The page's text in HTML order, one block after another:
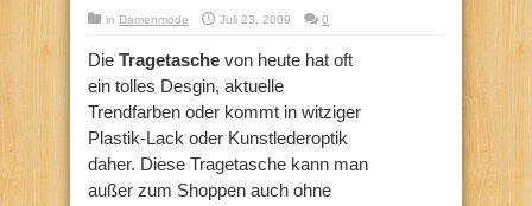
in Damenmode Juli 23, 2009 0
Die Tragetasche von heute hat oft
ein tolles Desgin, aktuelle
Trendfarben oder kommt in witziger
Plastik-Lack oder Kunstlederoptik
daher. Diese Tragetasche kann man
außer zum Shoppen auch ohne